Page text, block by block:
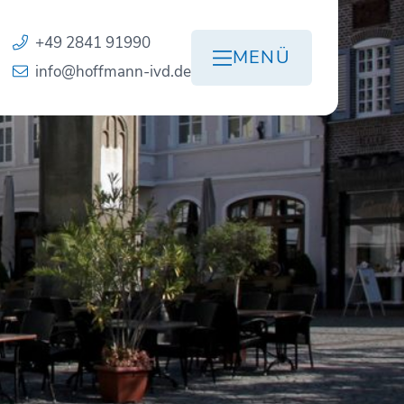
+49 2841 91990
info@hoffmann-ivd.de
MENÜ